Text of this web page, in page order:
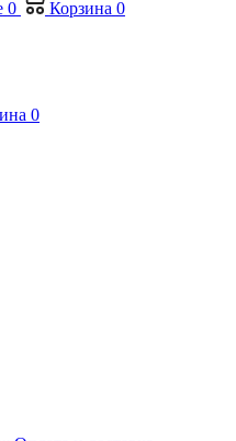
0 Корзина 0
0